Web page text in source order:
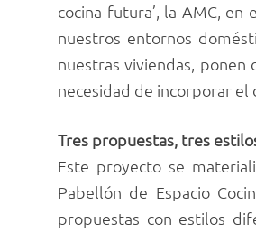
cocina futura’, la AMC,
nuestros entornos
nuestras viviendas,
necesidad de incorporar el
Tres propuestas, tres
Este proyecto se
Pabellón de Espacio
propuestas con estilos